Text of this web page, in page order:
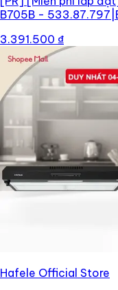
B705B -
3.391.500 ₫
Hafele Official Store